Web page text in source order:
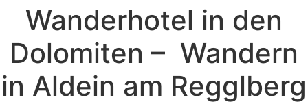
Wanderhotel in den
Dolomiten – Wandern
in Aldein am Regglberg